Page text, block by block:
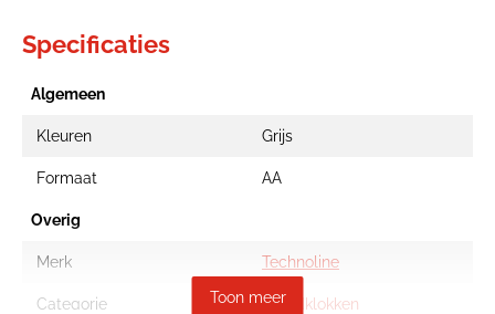
Specificaties
Algemeen
Kleuren Grijs
Formaat AA
Overig
Merk Technoline
Categorie Wandklokken
Toon meer